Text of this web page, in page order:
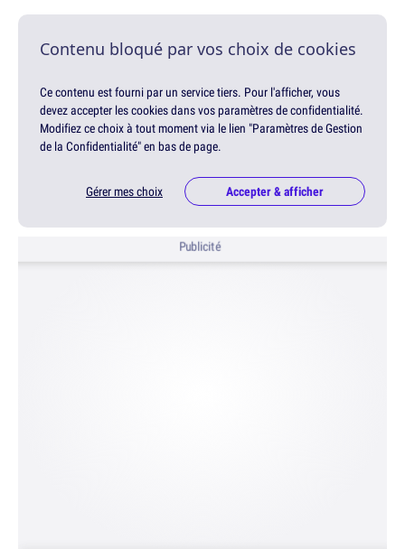
Contenu bloqué par vos choix de cookies
Ce contenu est fourni par un service tiers. Pour l'afficher, vous
devez accepter les cookies dans vos paramètres de confidentialité.
Modifiez ce choix à tout moment via le lien "Paramètres de Gestion
de la Confidentialité" en bas de page.
Gérer mes choix Accepter & afficher
Publicité